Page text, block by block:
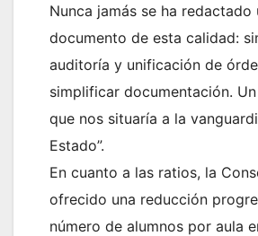
Nunca jamás se ha redactado
documento de esta calidad:
auditoría y unificación de
simplificar documentación.
que nos situaría a la
Estado”.
En cuanto a las ratios, la
ofrecido una reducción
número de alumnos por aula